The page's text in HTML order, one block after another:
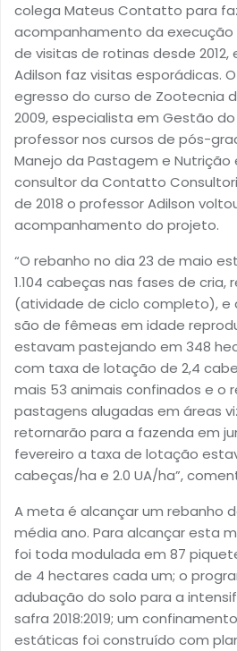
colega Mateus Contatto para
acompanhamento da
de visitas de rotinas desde
Adilson faz visitas esporádicas.
egresso do curso de Zootecnia
2009, especialista em Gestão
professor nos cursos de pós-
Manejo da Pastagem e Nutrição
consultor da Contatto
de 2018 o professor Adilson
acompanhamento do projeto.
“O rebanho no dia 23 de maio
1.104 cabeças nas fases de cria,
(atividade de ciclo completo), e
são de fêmeas em idade
estavam pastejando em 348
com taxa de lotação de 2,4
mais 53 animais confinados e o
pastagens alugadas em áreas
retornarão para a fazenda em
fevereiro a taxa de lotação
cabeças/ha e 2.0 UA/ha”,
A meta é alcançar um rebanho
média ano. Para alcançar esta
foi toda modulada em 87
de 4 hectares cada um; o
adubação do solo para a
safra 2018:2019; um
estáticas foi construído com